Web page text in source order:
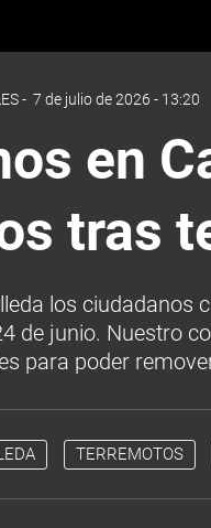
- 7 de julio de 2026 - 13:20
en
tras
los
de junio. Nuestro
para poder
TERREMOTOS